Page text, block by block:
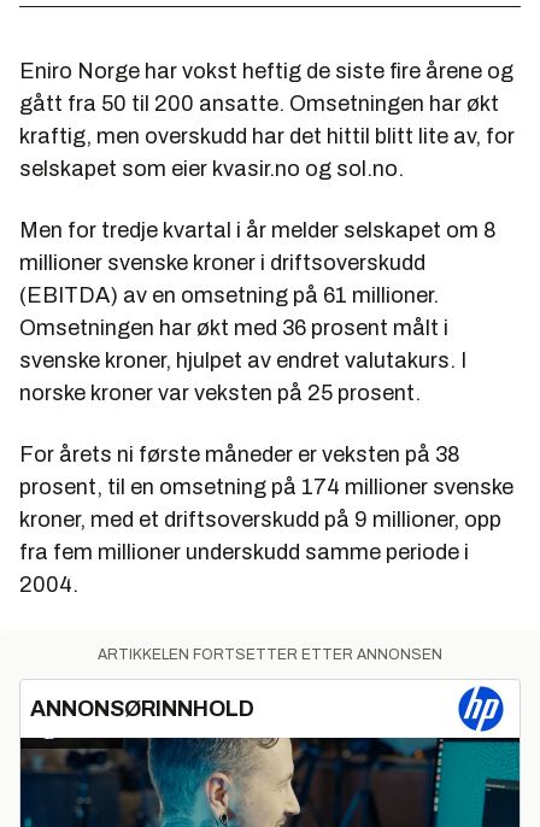
Eniro Norge har vokst heftig de siste fire årene og
gått fra 50 til 200 ansatte. Omsetningen har økt
kraftig, men overskudd har det hittil blitt lite av, for
selskapet som eier kvasir.no og sol.no.
Men for tredje kvartal i år melder selskapet om 8
millioner svenske kroner i driftsoverskudd
(EBITDA) av en omsetning på 61 millioner.
Omsetningen har økt med 36 prosent målt i
svenske kroner, hjulpet av endret valutakurs. I
norske kroner var veksten på 25 prosent.
For årets ni første måneder er veksten på 38
prosent, til en omsetning på 174 millioner svenske
kroner, med et driftsoverskudd på 9 millioner, opp
fra fem millioner underskudd samme periode i
2004.
ARTIKKELEN FORTSETTER ETTER ANNONSEN
ANNONSØRINNHOLD